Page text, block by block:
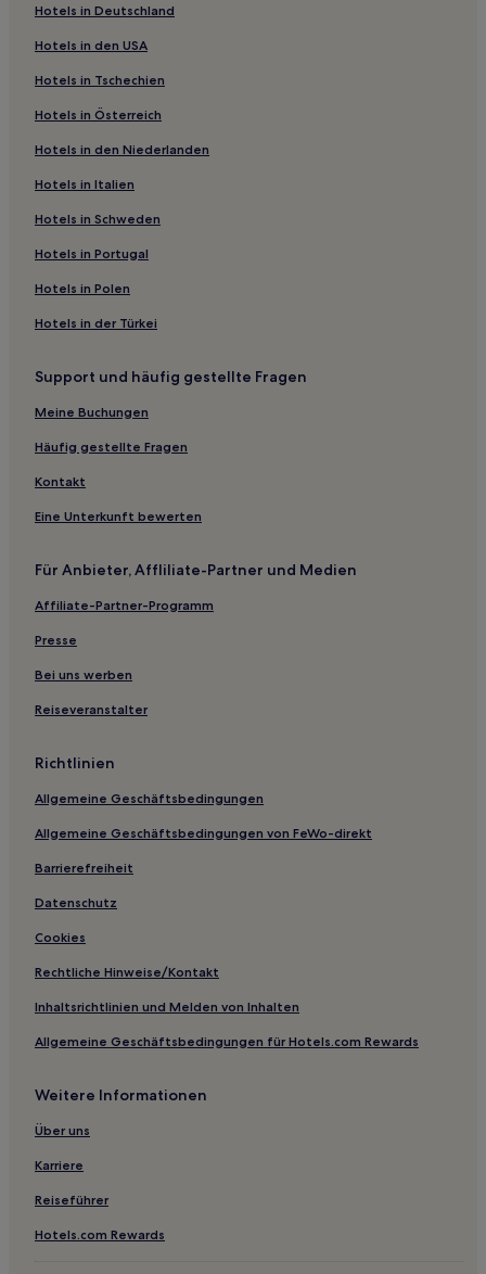
Seydikemer Hotels
Hotels nahe Marmaris
Dalyan Hotels
Hotels nahe Aktas Strand
Köyceğiz Hotels
Bayırköy Hotels
Hotels nahe Vogelreservat von Calis Beach
Hotels nahe Zentralmoschee von Göcek
Kayaköy Hotels
Hotels nahe Bahnhof Dalaman
Hotels nahe Jachthafen von Fethiye
Hotels nahe Büyük Samanlık Plajı
Uzunyurt Hotels
Hotels nahe Atatürk-Statue
Hotels nahe Museum von Marmaris
Hotels nahe Silent Beach
Kayadibi Hotels
Fethiye Hotels
Hotels nahe Blue Port Shopping Center
Hotels nahe İnlice Öffentlicher Strand
Çandır Hotels
Hotels nahe Park Burunucu Macera
Hotels nahe Museum von Fethiye
Hotels nahe Marktplatz
Hotels nahe Antikes Theater von Letoon
Hotels nahe Fischmarkt Fethiye
Hotels nahe Lykische Steinsarkophage
Hotels nahe Antike Stadt Pinara
Ula Hotels
Hotels nahe Tlos
Aparthotels in Dalyan
Villen in Dalyan
B&B in Dalyan
Aparthotels in Ortaca
Hotels in Deutschland
Hotels in den USA
Hotels in Tschechien
Hotels in Österreich
Hotels in den Niederlanden
Hotels in Italien
Hotels in Schweden
Hotels in Portugal
Hotels in Polen
Hotels in der Türkei
Support und häufig gestellte Fragen
Meine Buchungen
Häufig gestellte Fragen
Kontakt
Eine Unterkunft bewerten
Für Anbieter, Affliliate-Partner und Medien
Affiliate-Partner-Programm
Presse
Bei uns werben
Reiseveranstalter
Richtlinien
Allgemeine Geschäftsbedingungen
Allgemeine Geschäftsbedingungen von FeWo-direkt
Barrierefreiheit
Datenschutz
Cookies
Rechtliche Hinweise/Kontakt
Inhaltsrichtlinien und Melden von Inhalten
Allgemeine Geschäftsbedingungen für Hotels.com Rewards
Weitere Informationen
Über uns
Karriere
Reiseführer
Hotels.com Rewards